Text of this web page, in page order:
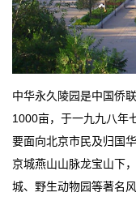
中华永久陵园是中国侨
1000亩，于一九九八年
要面向北京市民及归国
京城燕山山脉龙宝山下
城、野生动物园等著名